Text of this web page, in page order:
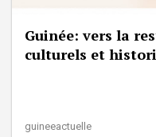
Guinée: vers la
culturels et
guineeactuelle